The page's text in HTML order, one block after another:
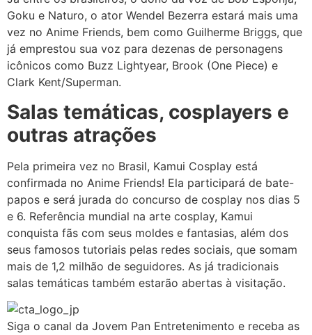
Goku e Naturo, o ator Wendel Bezerra estará mais uma
vez no Anime Friends, bem como Guilherme Briggs, que
já emprestou sua voz para dezenas de personagens
icônicos como Buzz Lightyear, Brook (One Piece) e
Clark Kent/Superman.
Salas temáticas, cosplayers e
outras atrações
Pela primeira vez no Brasil, Kamui Cosplay está
confirmada no Anime Friends! Ela participará de bate-
papos e será jurada do concurso de cosplay nos dias 5
e 6. Referência mundial na arte cosplay, Kamui
conquista fãs com seus moldes e fantasias, além dos
seus famosos tutoriais pelas redes sociais, que somam
mais de 1,2 milhão de seguidores. As já tradicionais
salas temáticas também estarão abertas à visitação.
Siga o canal da Jovem Pan Entretenimento e receba as